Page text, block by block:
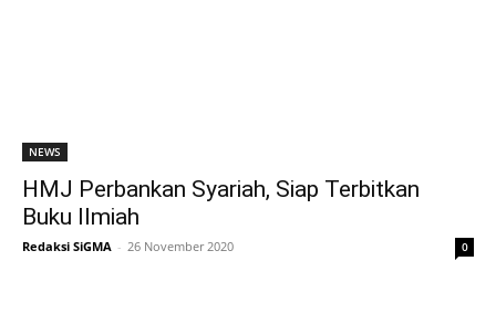
NEWS
HMJ Perbankan Syariah, Siap Terbitkan
Buku Ilmiah
Redaksi SiGMA - 26 November 2020 0